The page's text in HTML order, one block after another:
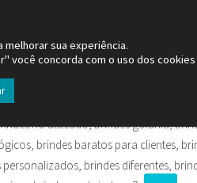
sua experiência.
você concorda com o uso dos